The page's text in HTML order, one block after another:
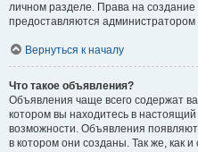
личном разделе. Права на
предоставляются
Вернуться к началу
Что такое объявления?
Объявления чаще всего содержат
котором вы находитесь в
возможности. Объявления
в котором они созданы. Так же, как